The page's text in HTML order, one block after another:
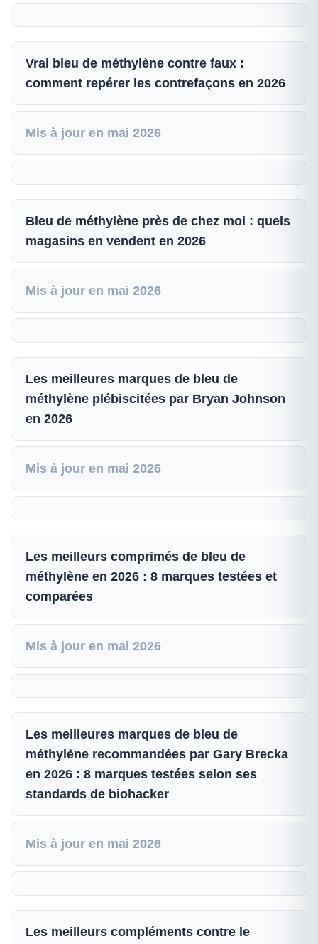
Vrai bleu de méthylène contre faux :
comment repérer les contrefaçons en 2026
Mis à jour en mai 2026
Bleu de méthylène près de chez moi : quels
magasins en vendent en 2026
Mis à jour en mai 2026
Les meilleures marques de bleu de
méthylène plébiscitées par Bryan Johnson
en 2026
Mis à jour en mai 2026
Les meilleurs comprimés de bleu de
méthylène en 2026 : 8 marques testées et
comparées
Mis à jour en mai 2026
Les meilleures marques de bleu de
méthylène recommandées par Gary Brecka
en 2026 : 8 marques testées selon ses
standards de biohacker
Mis à jour en mai 2026
Les meilleurs compléments contre le